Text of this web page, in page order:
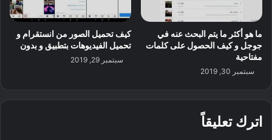
ما هو أكثر ما يتم البحث عنه في
جوجل و كيف الحصول على كلمات
مفتاحية
سبتمبر 30, 2019
كيف تحميل الصور من انستقرام و
تحميل الفيديوهات بتطبيق و بدون
سبتمبر 29, 2019
اترك تعليقاً